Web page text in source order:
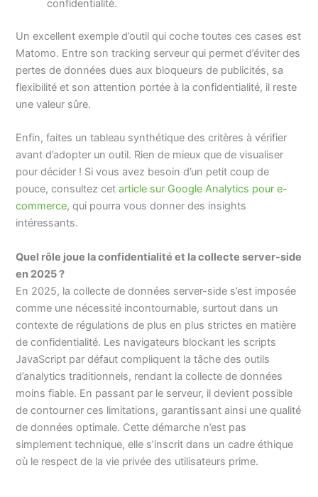
confidentialité.
Un excellent exemple d’outil qui coche toutes ces cases est
Matomo. Entre son tracking serveur qui permet d’éviter des
pertes de données dues aux bloqueurs de publicités, sa
flexibilité et son attention portée à la confidentialité, il reste
une valeur sûre.
Enfin, faites un tableau synthétique des critères à vérifier
avant d’adopter un outil. Rien de mieux que de visualiser
pour décider ! Si vous avez besoin d’un petit coup de
pouce, consultez cetarticle sur Google Analytics pour e-
commerce, qui pourra vous donner des insights
intéressants.
Quel rôle joue la confidentialité et la collecte server-side
en 2025 ?
En 2025, la collecte de données server-side s’est imposée
comme une nécessité incontournable, surtout dans un
contexte de régulations de plus en plus strictes en matière
de confidentialité. Les navigateurs blockant les scripts
JavaScript par défaut compliquent la tâche des outils
d’analytics traditionnels, rendant la collecte de données
moins fiable. En passant par le serveur, il devient possible
de contourner ces limitations, garantissant ainsi une qualité
de données optimale. Cette démarche n’est pas
simplement technique, elle s’inscrit dans un cadre éthique
où le respect de la vie privée des utilisateurs prime.